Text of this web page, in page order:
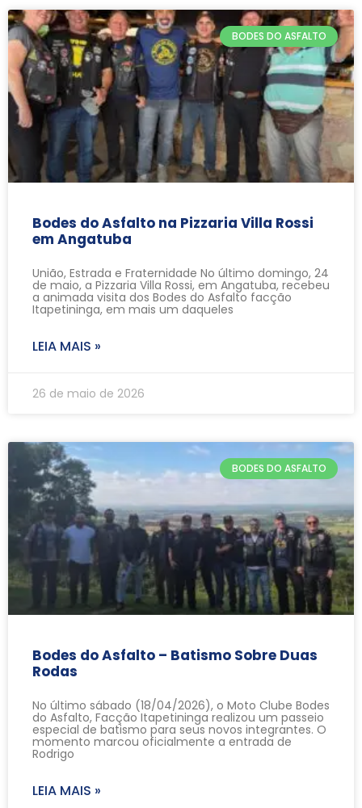
BODES DO ASFALTO
Bodes do Asfalto na Pizzaria Villa Rossi
em Angatuba
União, Estrada e Fraternidade No último domingo, 24
de maio, a Pizzaria Villa Rossi, em Angatuba, recebeu
a animada visita dos Bodes do Asfalto facção
Itapetininga, em mais um daqueles
LEIA MAIS »
26 de maio de 2026
BODES DO ASFALTO
Bodes do Asfalto – Batismo Sobre Duas
Rodas
No último sábado (18/04/2026), o Moto Clube Bodes
do Asfalto, Facção Itapetininga realizou um passeio
especial de batismo para seus novos integrantes. O
momento marcou oficialmente a entrada de
Rodrigo
LEIA MAIS »